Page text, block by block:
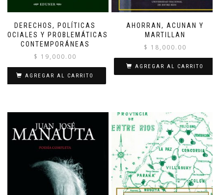
DERECHOS, POLÍTICAS
SOCIALES Y PROBLEMÁTICAS
CONTEMPORÁNEAS
$ 19,000.00
AGREGAR AL CARRITO
AHORRAN, ACUNAN Y
MARTILLAN
$ 18,000.00
AGREGAR AL CARRITO